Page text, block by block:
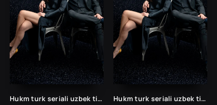
Hukm turk seriali uzbek tilida /Хукм турк сериали ўзбек тилида/ 203. 204. 205. 206. 207. 208. 209. 210. 211. 212. 213. 214. 215 barcha qismlari. Hukm turk seriali uzbek tilida /Хукм турк сериали ўзбек тилида/ 203. 204. 205. 206. 207. 208. 209. 210. 211. 212. 213. 214. 215 barcha qismlari.